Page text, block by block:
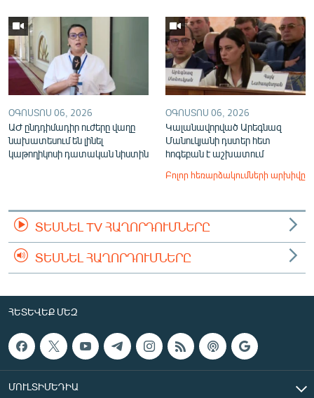
ՕԳՈՍՏՈՍ 06, 2026
ԱԺ ընդդիմադիր ուժերը վաղը
նախատեսում են լինել
կաթողիկոսի դատական նիստին
ՕԳՈՍՏՈՍ 06, 2026
Կալանավորված Արեգնազ
Մանուկյանի դստեր հետ
հոգեբան է աշխատում
Բոլոր հեռարձակումների արխիվը
ՏԵՍՆԵԼ TV ՀԱՂՈՐԴՈՒՄՆԵՐԸ
ՏԵՍՆԵԼ ՀԱՂՈՐԴՈՒՄՆԵՐԸ
ՀԵՏԵՎԵՔ ՄԵԶ
ՄՈՒԼՏԻՄԵԴԻԱ